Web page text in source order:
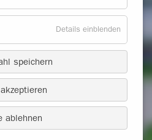
Details einblenden
speichern
ablehnen